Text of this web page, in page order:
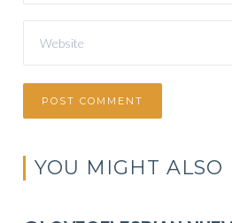
YOU MIGHT ALSO